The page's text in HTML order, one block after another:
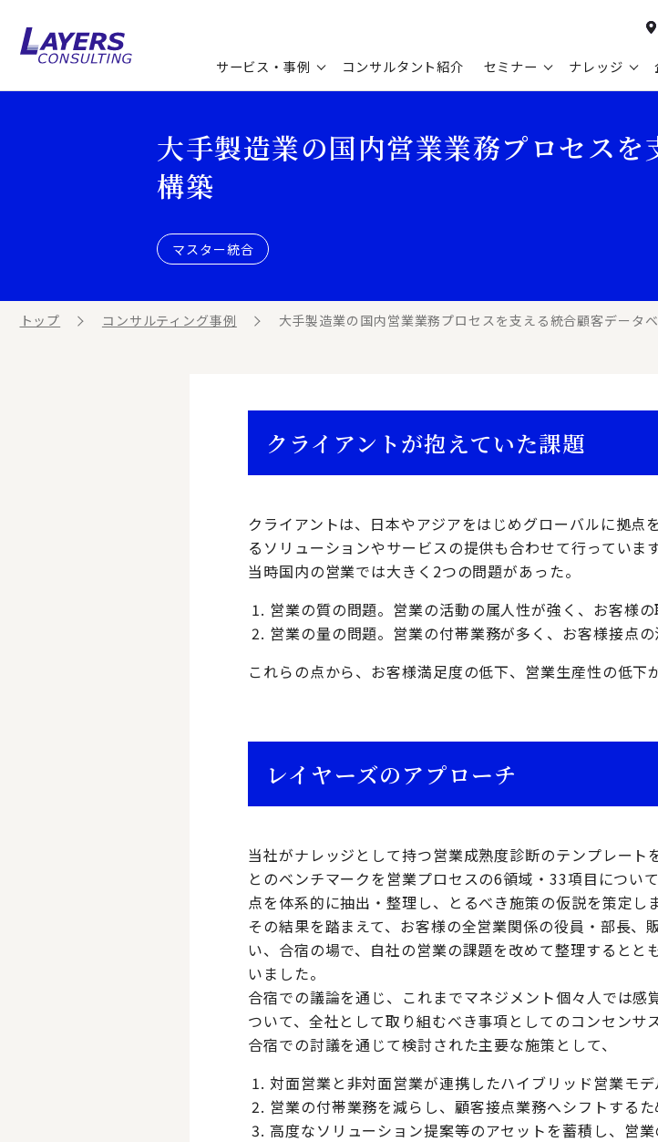
サービス・事例 コンサルタント紹介 セミナー ナレッジ
コンサルティングサービス
コンサルティング事例
お客様の声
コンサル
新規事業開
セミナー情報
セミナー情
申込み受付
最新ソリューション
コラム
ビジネス用語集
動画ライブラリ
最新ソリュ
経営全般
広報・CSR
IT・デジタル
企業情報
お知らせ
連載／寄稿／書籍
企業情報
会社概要
経営諮問委
顧問紹介
お知らせ
ニュース
大手製造業の国内営業業務プロセス
構築
マスター統合
トップ コンサルティング事例 大手製造業の国内営業業務プロセスを支える統合顧客データ
クライアントが抱えていた課題
クライアントは、日本やアジアをはじめグローバルに拠点
るソリューションやサービスの提供も合わせて行っています
当時国内の営業では大きく2つの問題があった。
営業の質の問題。営業の活動の属人性が強く、お客様の
営業の量の問題。営業の付帯業務が多く、お客様接点の
これらの点から、お客様満足度の低下、営業生産性の低下
レイヤーズのアプローチ
当社がナレッジとして持つ営業成熟度診断のテンプレー
とのベンチマークを営業プロセスの6領域・33項目につい
点を体系的に抽出・整理し、とるべき施策の仮説を策定し
その結果を踏まえて、お客様の全営業関係の役員・部長
い、合宿の場で、自社の営業の課題を改めて整理すると
いました。
合宿での議論を通じ、これまでマネジメント個々人では
ついて、全社として取り組むべき事項としてのコンセンサ
合宿での討議を通じて検討された主要な施策として、
対面営業と非対面営業が連携したハイブリッド営業モ
営業の付帯業務を減らし、顧客接点業務へシフトする
高度なソリューション提案等のアセットを蓄積し、営